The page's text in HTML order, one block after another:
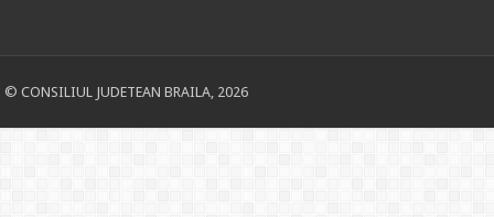
© CONSILIUL JUDETEAN BRAILA, 2026